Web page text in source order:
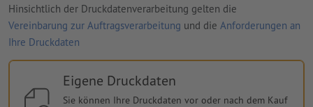
Hinsichtlich der Druckdatenverarbeitung gelten die
Vereinbarung zur Auftragsverarbeitung und die Anforderungen an
Ihre Druckdaten
Eigene Druckdaten
Sie können Ihre Druckdaten vor oder nach dem Kauf